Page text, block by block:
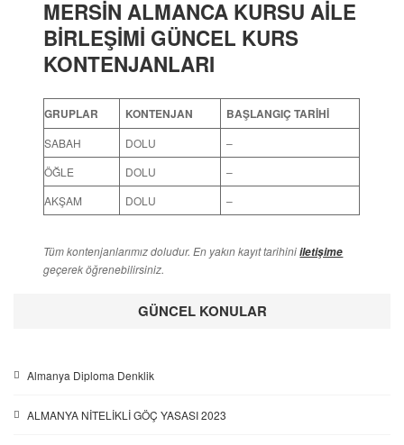
MERSİN ALMANCA KURSU AİLE
BİRLEŞİMİ GÜNCEL KURS
KONTENJANLARI
GRUPLAR KONTENJAN BAŞLANGIÇ TARİHİ
SABAH DOLU
–
ÖĞLE
DOLU
–
AKŞAM
DOLU –
Tüm kontenjanlarımız doludur. En yakın kayıt tarihiniiletişime
geçerek öğrenebilirsiniz.
GÜNCEL KONULAR
Almanya Diploma Denklik
ALMANYA NİTELİKLİ GÖÇ YASASI 2023